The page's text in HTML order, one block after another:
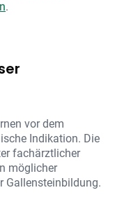
.
vor dem
Indikation. Die
fachärztlicher
möglicher
Gallensteinbildung.